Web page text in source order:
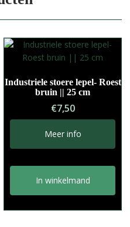
Industriele stoere lepel- Roest
bruin || 25 cm
€7,50
Meer info
In winkelmand